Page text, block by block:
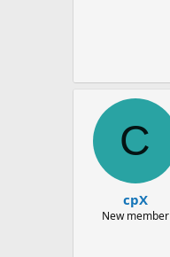
C
cpX
New member